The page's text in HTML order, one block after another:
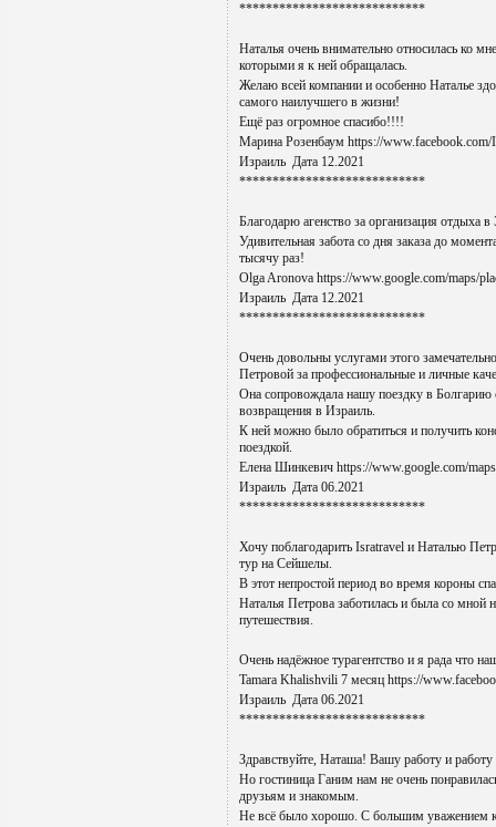
****************************
Наталья очень внимательно относилась ко
которыми я к ней обращалась.
Желаю всей компании и особенно Наталье
самого наилучшего в жизни!
Ещё раз огромное спасибо!!!!
Марина Розенбаум https://www.facebook.com/
Израиль Дата 12.2021
****************************
Благодарю агенство за организация отдыха
Удивительная забота со дня заказа до
тысячу раз!
Olga Aronova https://www.google.com/maps/
Израиль Дата 12.2021
****************************
Очень довольны услугами этого
Петровой за профессиональные и личные
Она сопровождала нашу поездку в
возвращения в Израиль.
К ней можно было обратиться и получить
поездкой.
Елена Шинкевич https://www.google.com/
Израиль Дата 06.2021
****************************
Хочу поблагодарить Isratravel и Наталью
тур на Сейшелы.
В этот непростой период во время короны
Наталья Петрова заботилась и была со мной
путешествия.
Очень надёжное турагентство и я рада что
Tamara Khalishvili 7 месяц https://
Израиль Дата 06.2021
****************************
Здравствуйте, Наташа! Вашу работу и
Но гостиница Ганим нам не очень
друзьям и знакомым.
Не всё было хорошо. С большим уважением